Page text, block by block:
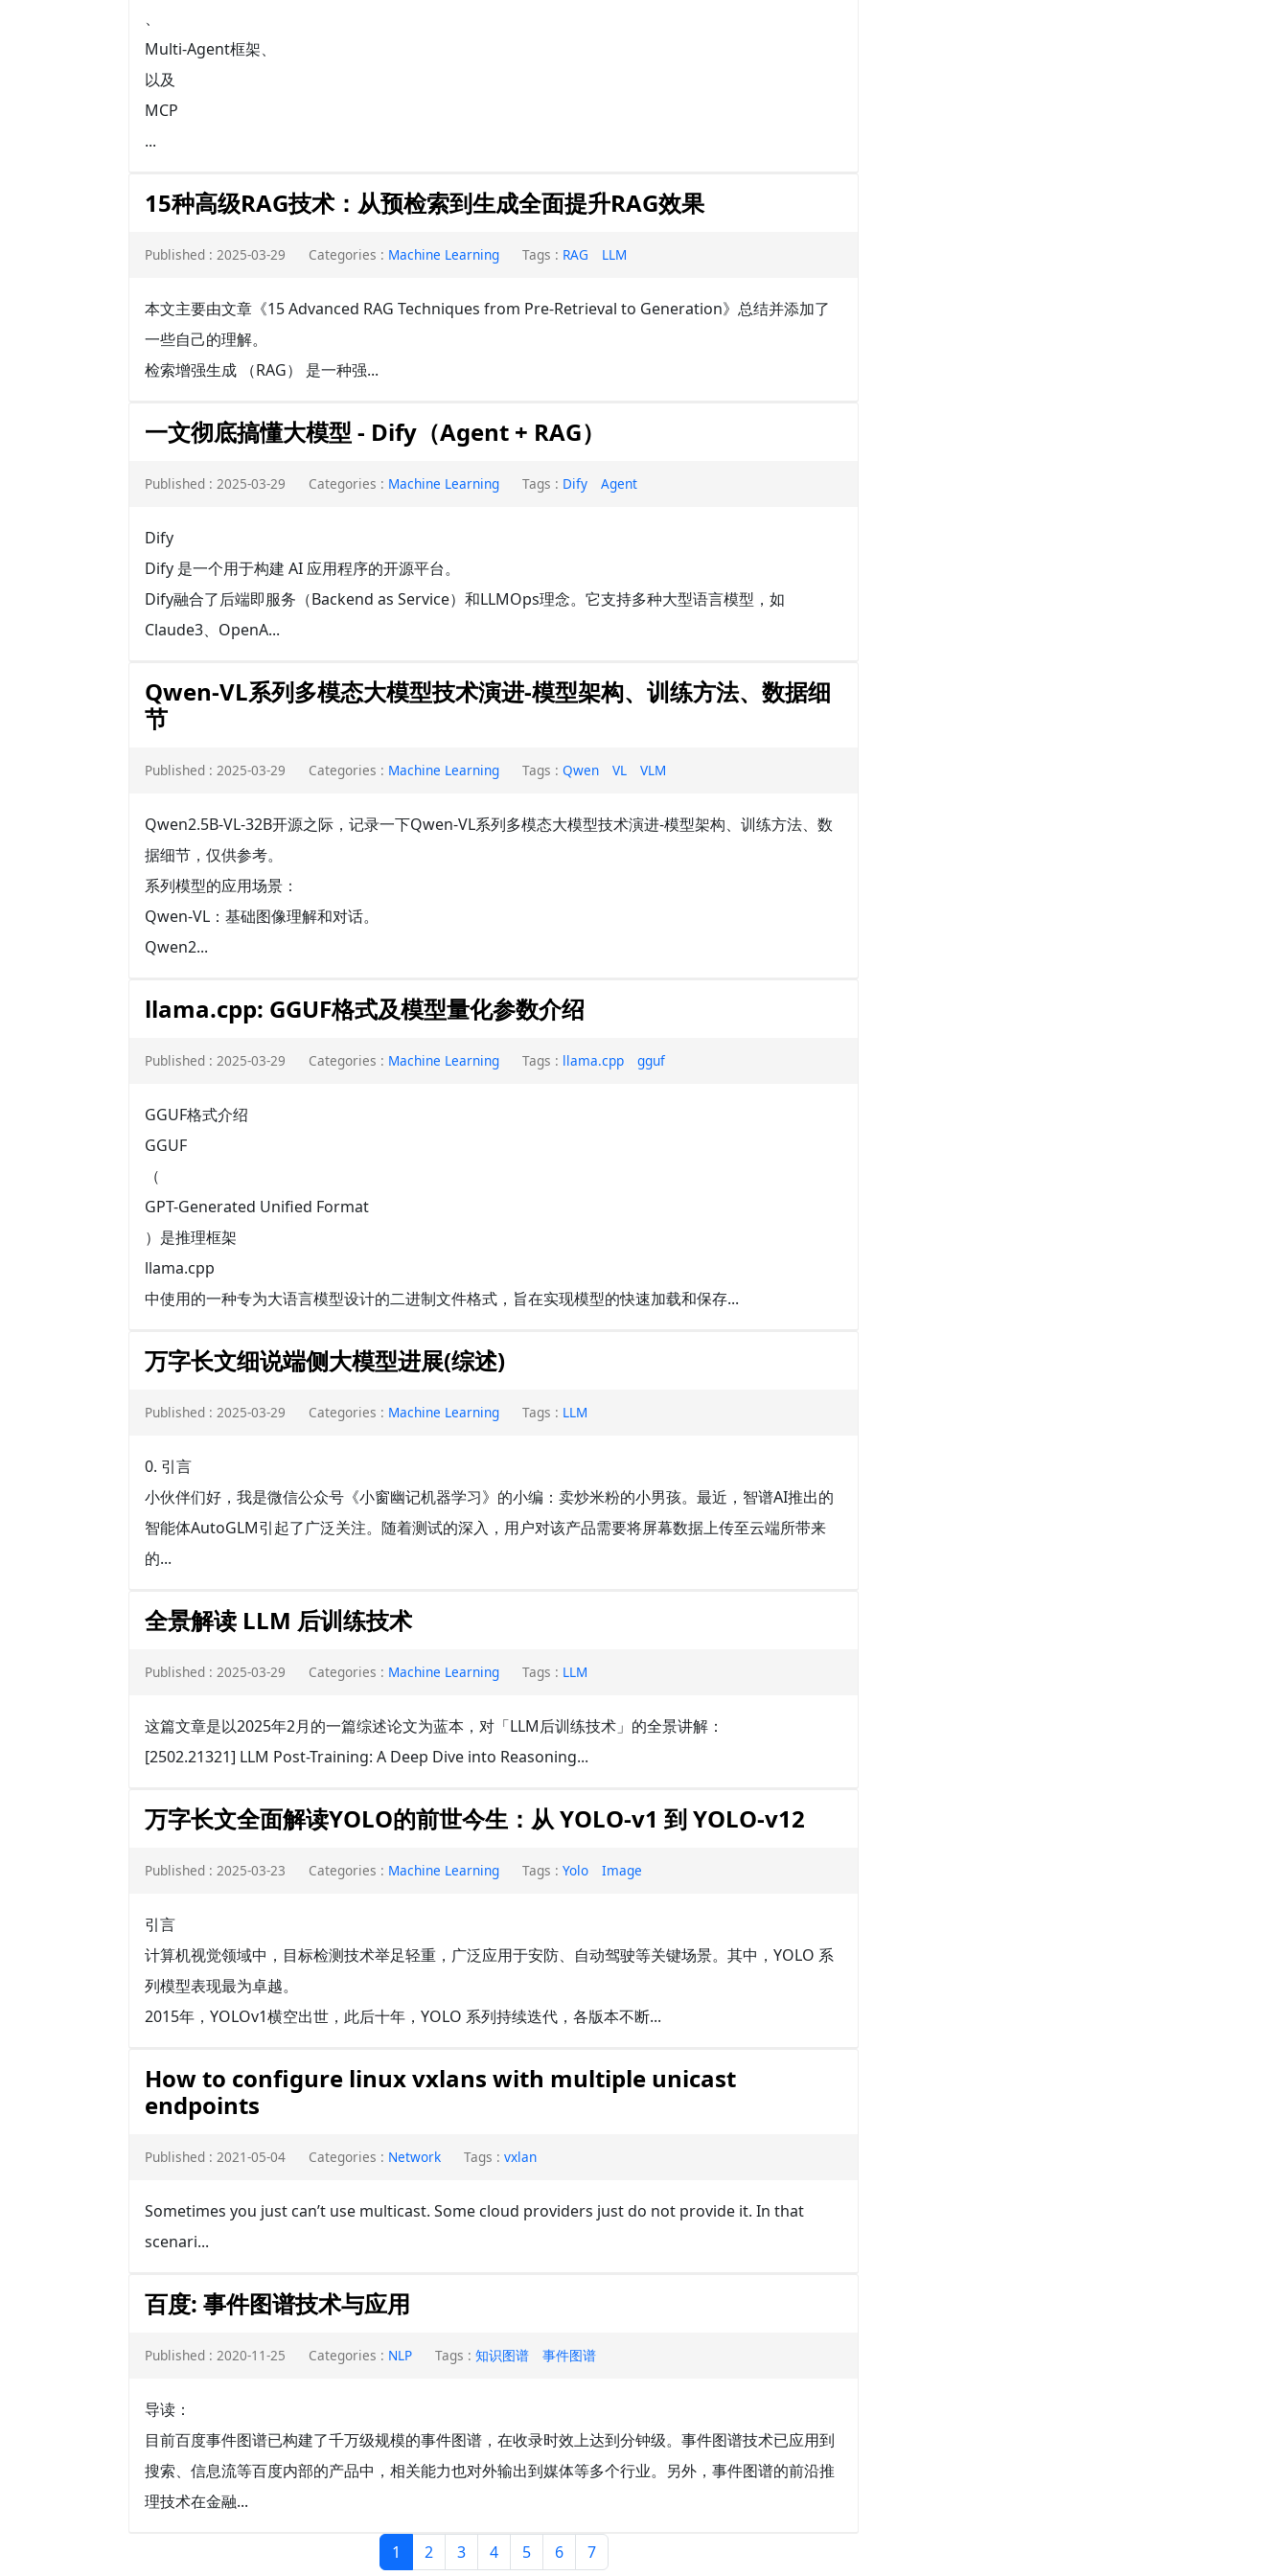
、
Multi-Agent框架、
以及
MCP
...
15种高级RAG技术：从预检索到生成全面提升RAG效果
Published : 2025-03-29 Categories : Machine Learning Tags : RAG LLM
本文主要由文章《15 Advanced RAG Techniques from Pre-Retrieval to Generation》总结并添加了
一些自己的理解。
检索增强生成 （RAG） 是一种强...
一文彻底搞懂大模型 - Dify（Agent + RAG）
Published : 2025-03-29 Categories : Machine Learning Tags : Dify Agent
Dify
Dify 是一个用于构建 AI 应用程序的开源平台。
Dify融合了后端即服务（Backend as Service）和LLMOps理念。它支持多种大型语言模型，如
Claude3、OpenA...
Qwen-VL系列多模态大模型技术演进-模型架构、训练方法、数据细
节
Published : 2025-03-29 Categories : Machine Learning Tags : Qwen VL VLM
Qwen2.5B-VL-32B开源之际，记录一下Qwen-VL系列多模态大模型技术演进-模型架构、训练方法、数
据细节，仅供参考。
系列模型的应用场景：
Qwen-VL：基础图像理解和对话。
Qwen2...
llama.cpp: GGUF格式及模型量化参数介绍
Published : 2025-03-29 Categories : Machine Learning Tags : llama.cpp gguf
GGUF格式介绍
GGUF
（
GPT-Generated Unified Format
）是推理框架
llama.cpp
中使用的一种专为大语言模型设计的二进制文件格式，旨在实现模型的快速加载和保存...
万字长文细说端侧大模型进展(综述)
Published : 2025-03-29 Categories : Machine Learning Tags : LLM
0. 引言
小伙伴们好，我是微信公众号《小窗幽记机器学习》的小编：卖炒米粉的小男孩。最近，智谱AI推出的
智能体AutoGLM引起了广泛关注。随着测试的深入，用户对该产品需要将屏幕数据上传至云端所带来
的...
全景解读 LLM 后训练技术
Published : 2025-03-29 Categories : Machine Learning Tags : LLM
这篇文章是以2025年2月的一篇综述论文为蓝本，对「LLM后训练技术」的全景讲解：
[2502.21321] LLM Post-Training: A Deep Dive into Reasoning...
万字长文全面解读YOLO的前世今生：从 YOLO-v1 到 YOLO-v12
Published : 2025-03-23 Categories : Machine Learning Tags : Yolo Image
引言
计算机视觉领域中，目标检测技术举足轻重，广泛应用于安防、自动驾驶等关键场景。其中，YOLO 系
列模型表现最为卓越。
2015年，YOLOv1横空出世，此后十年，YOLO 系列持续迭代，各版本不断...
How to configure linux vxlans with multiple unicast
endpoints
Published : 2021-05-04 Categories : Network Tags : vxlan
Sometimes you just can’t use multicast. Some cloud providers just do not provide it. In that
scenari...
百度: 事件图谱技术与应用
Published : 2020-11-25 Categories : NLP Tags : 知识图谱 事件图谱
导读：
目前百度事件图谱已构建了千万级规模的事件图谱，在收录时效上达到分钟级。事件图谱技术已应用到
搜索、信息流等百度内部的产品中，相关能力也对外输出到媒体等多个行业。另外，事件图谱的前沿推
理技术在金融...
1 2 3 4 5 6 7